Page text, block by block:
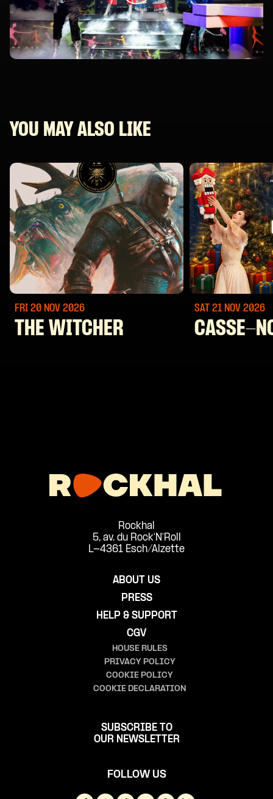
YOU MAY ALSO LIKE
FRI 20 NOV 2026
THE WITCHER
SAT 21 NOV 2026
CASSE-
Rockhal
5, av. du Rock'N'Roll
L-4361 Esch/Alzette
ABOUT US
PRESS
HELP & SUPPORT
CGV
HOUSE RULES
PRIVACY POLICY
COOKIE POLICY
COOKIE DECLARATION
SUBSCRIBE TO
OUR NEWSLETTER
FOLLOW US